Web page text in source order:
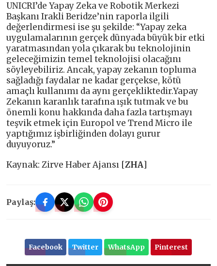
UNICRI’de Yapay Zeka ve Robotik Merkezi
Başkanı Irakli Beridze’nin raporla ilgili
değerlendirmesi ise şu şekilde: “Yapay zeka
uygulamalarının gerçek dünyada büyük bir etki
yaratmasından yola çıkarak bu teknolojinin
geleceğimizin temel teknolojisi olacağını
söyleyebiliriz. Ancak, yapay zekanın topluma
sağladığı faydalar ne kadar gerçekse, kötü
amaçlı kullanımı da aynı gerçekliktedir.Yapay
Zekanın karanlık tarafına ışık tutmak ve bu
önemli konu hakkında daha fazla tartışmayı
teşvik etmek için Europol ve Trend Micro ile
yaptığımız işbirliğinden dolayı gurur
duyuyoruz.”
Kaynak: Zirve Haber Ajansı [ZHA]
Paylaş:
Facebook Twitter WhatsApp Pinterest